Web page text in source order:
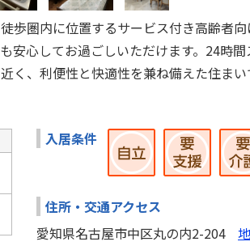
歩圏内に位置するサービス付き高齢者
安心してお過ごしいただけます。24時
く、利便性と快適性を兼ね備えた住まい
入居条件
住所・交通アクセス
愛知県名古屋市中区丸の内2-204